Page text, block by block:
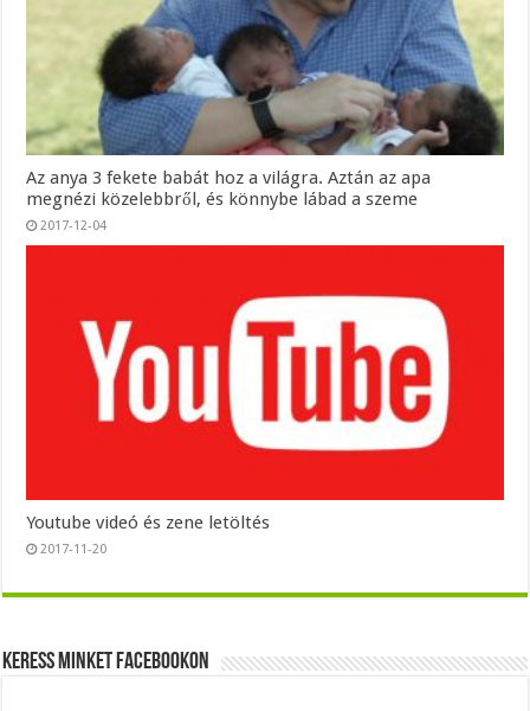
Az anya 3 fekete babát hoz a világra. Aztán az apa
megnézi közelebbről, és könnybe lábad a szeme
2017-12-04
Youtube videó és zene letöltés
2017-11-20
Keress minket Facebookon